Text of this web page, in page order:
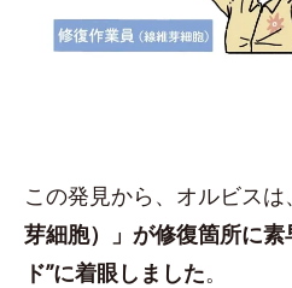
この発見から、オルビスは、
芽細胞）」が修復箇所に
ド”に着眼しました。